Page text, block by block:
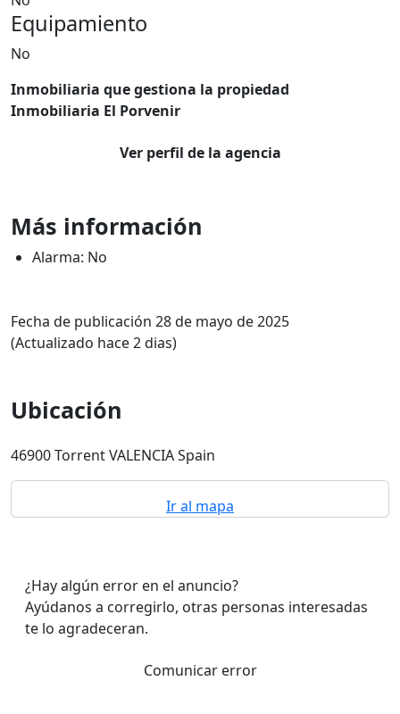
Equipamiento
No
Inmobiliaria que gestiona la propiedad
Inmobiliaria El Porvenir
Ver perfil de la agencia
Más información
Alarma: No
Fecha de publicación 28 de mayo de 2025
(Actualizado hace 2 dias)
Ubicación
46900 Torrent VALENCIA Spain
Ir al mapa
¿Hay algún error en el anuncio?
Ayúdanos a corregirlo, otras personas interesadas
te lo agradeceran.
Comunicar error